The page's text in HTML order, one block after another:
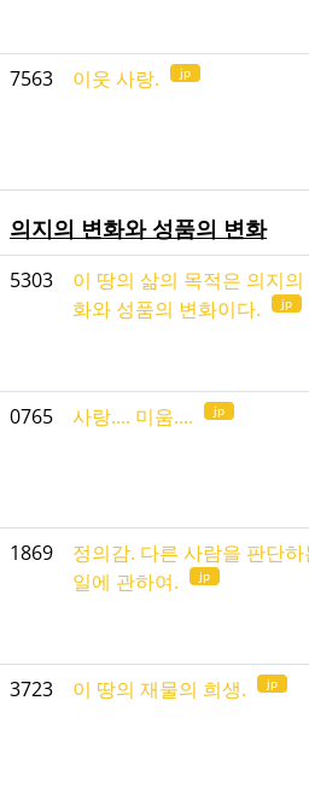
7563 이웃 사랑. jp
의지의 변화와 성품의 변화
5303
이 땅의 삶의 목적은 의지의
화와 성품의 변화이다.
jp
0765 사랑.... 미움.... jp
1869
정의감. 다른 사람을 판단하
일에 관하여.
jp
3723 이 땅의 재물의 희생. jp